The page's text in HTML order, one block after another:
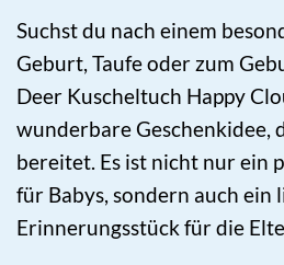
Suchst du nach einem
Geburt, Taufe oder zum
Deer Kuscheltuch Happy
wunderbare Geschenkidee,
bereitet. Es ist nicht nur ein
für Babys, sondern auch ein
Erinnerungsstück für die